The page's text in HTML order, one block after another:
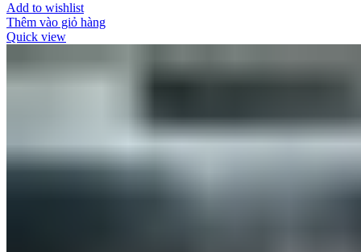
Add to wishlist
Thêm vào giỏ hàng
Quick view